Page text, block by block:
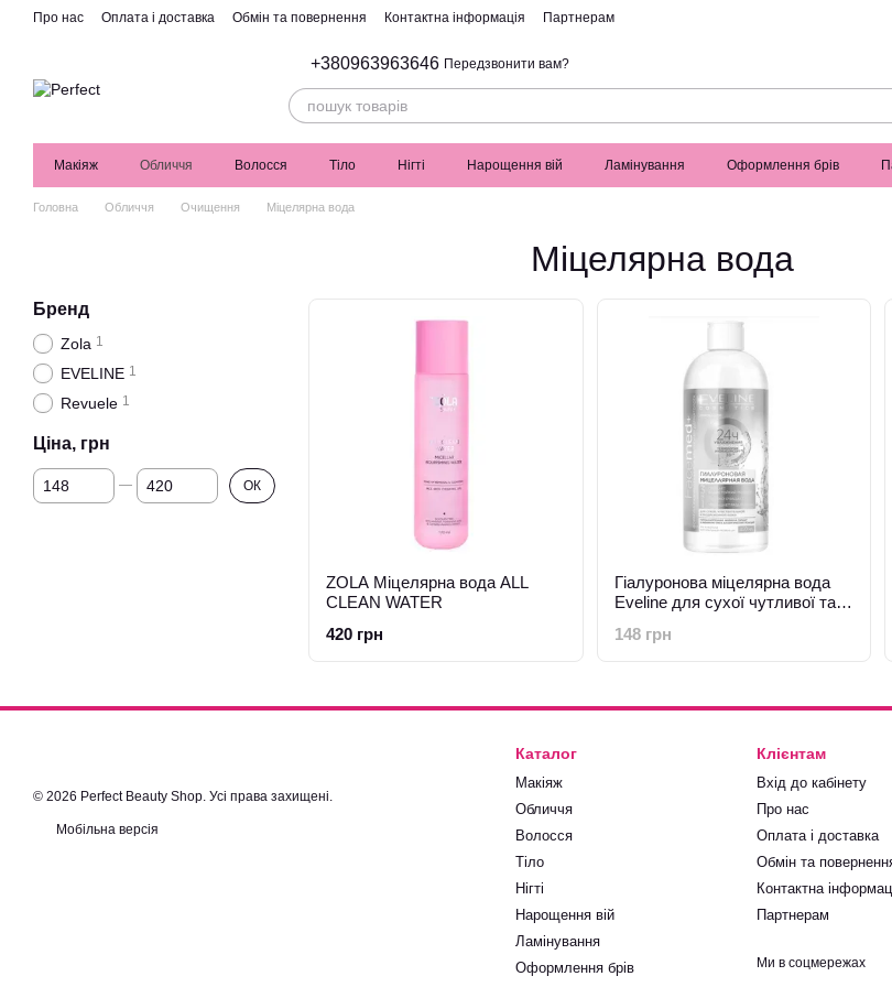
Перейти до основного контенту
Про нас Оплата і доставка Обмін та повернення Контактна інформація Партнерам
+380963963646 Передзвонити вам?
Макіяж Обличчя Волосся Тіло Нігті Нарощення вій Ламінування Оформлення брів
Головна Обличчя Очищення Міцелярна вода
Міцелярна вода
ZOLA Міцелярна вода ALL
CLEAN WATER
420 грн
Гіалуронова міцелярна вода
Eveline для сухої чутливої та
148 грн
Бренд
Zola 1
EVELINE 1
Revuele 1
Ціна, грн
Від Ціна, грн
До Ціна, грн ОК
© 2026 Perfect Beauty Shop. Усі права захищені.
Мобільна версія
Каталог
Макіяж
Обличчя
Волосся
Тіло
Нігті
Нарощення вій
Ламінування
Оформлення брів
Клієнтам
Вхід до кабінету
Про нас
Оплата і доставка
Обмін та
Контактна
Партнерам
Ми в соцмережах